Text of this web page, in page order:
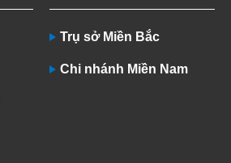
Trụ sở Miền Bắc
Chi nhánh Miền Nam